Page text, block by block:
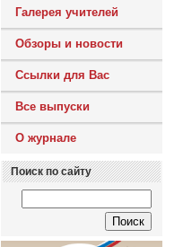
Галерея учителей
Обзоры и новости
Ссылки для Вас
Все выпуски
О журнале
Поиск по сайту